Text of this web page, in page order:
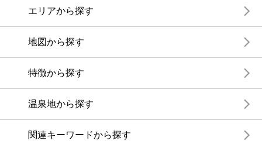
エリアから探す
地図から探す
特徴から探す
温泉地から探す
関連キーワードから探す